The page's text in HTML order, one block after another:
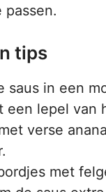
passen.
tips
saus in een
een lepel van
verse
met